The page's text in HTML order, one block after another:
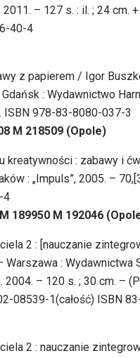
– 127 s. : il. ; 24 cm. +
40-4
z papierem / Igor
Gdańsk : Wydawnictwo
ISBN 978-83-8080-037-3
M 218509 (Opole)
kreatywności : zabawy i
: „Impuls”, 2005. –
4
189950 M 192046
2 : [nauczanie
Warszawa : Wydawnictwa
2004. – 120 s. ; 30 cm. –
08539-1(całość) ISBN
2 : nauczanie